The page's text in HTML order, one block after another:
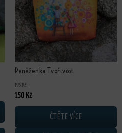
Peněženka Tvořivost
195Kč
Původní cena byla: 195 Kč.
150 KčAktuální cena je: 150 Kč.
ČTĚTE VÍCE